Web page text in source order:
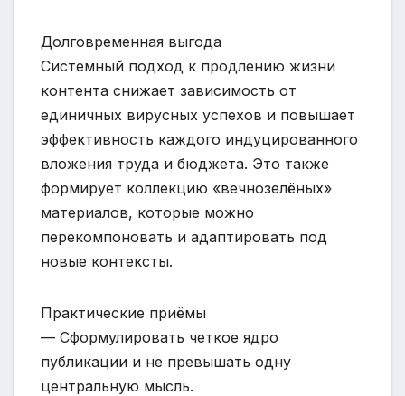
Долговременная выгода
Системный подход к продлению жизни
контента снижает зависимость от
единичных вирусных успехов и повышает
эффективность каждого индуцированного
вложения труда и бюджета. Это также
формирует коллекцию «вечнозелёных»
материалов, которые можно
перекомпоновать и адаптировать под
новые контексты.
Практические приёмы
— Сформулировать четкое ядро
публикации и не превышать одну
центральную мысль.